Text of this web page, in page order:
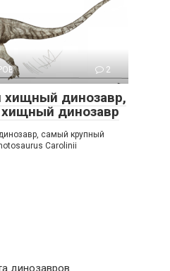
2
динозавр,
динозавр
самый крупный
Carolinii
динозавров